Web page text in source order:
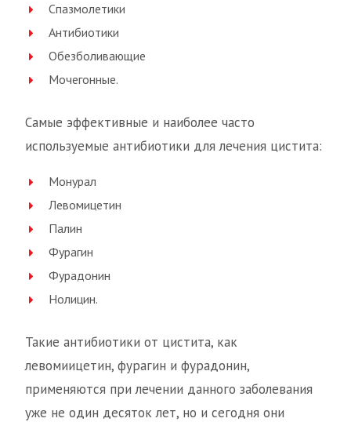
Спазмолетики
Антибиотики
Обезболивающие
Мочегонные.
Самые эффективные и наиболее часто
используемые антибиотики для лечения цистита:
Монурал
Левомицетин
Палин
Фурагин
Фурадонин
Нолицин.
Такие антибиотики от цистита, как
левомиицетин, фурагин и фурадонин,
применяются при лечении данного заболевания
уже не один десяток лет, но и сегодня они